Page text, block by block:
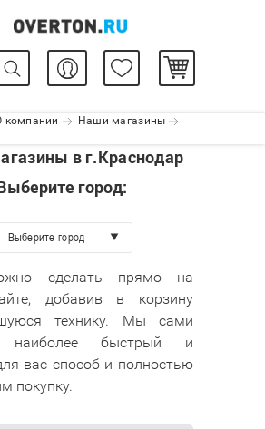
компании
Наши магазины
в г.Краснодар
город:
Выберите город
сделать прямо на
добавив в корзину
технику. Мы сами
наиболее быстрый и
вас способ и полностью
покупку.